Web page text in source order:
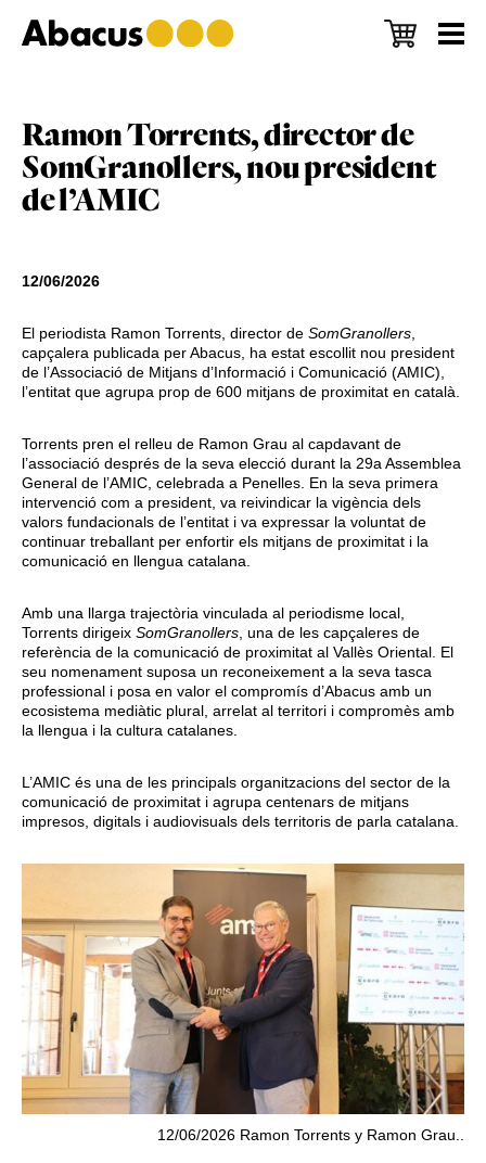
to
main
to
primary
to
footer
Ramon Torrents, director de
SomGranollers, nou president
de l’AMIC
12/06/2026
El periodista Ramon Torrents, director de SomGranollers
capçalera publicada per Abacus, ha estat escollit nou president
de l’Associació de Mitjans d’Informació i Comunicació (AMIC),
l’entitat que agrupa prop de 600 mitjans de proximitat en català.
Torrents pren el relleu de Ramon Grau al capdavant de
l’associació després de la seva elecció durant la 29a Assemblea
General de l’AMIC, celebrada a Penelles. En la seva primera
intervenció com a president, va reivindicar la vigència dels
valors fundacionals de l’entitat i va expressar la voluntat de
continuar treballant per enfortir els mitjans de proximitat i la
comunicació en llengua catalana.
Amb una llarga trajectòria vinculada al periodisme local,
Torrents dirigeix SomGranollers , una de les capçaleres de
referència de la comunicació de proximitat al Vallès Oriental. El
seu nomenament suposa un reconeixement a la seva tasca
professional i posa en valor el compromís d’Abacus amb un
ecosistema mediàtic plural, arrelat al territori i compromès amb
la llengua i la cultura catalanes.
L’AMIC és una de les principals organitzacions del sector de la
comunicació de proximitat i agrupa centenars de mitjans
impresos, digitals i audiovisuals dels territoris de parla catalana.
12/06/2026 Ramon Torrents y Ramon Grau..